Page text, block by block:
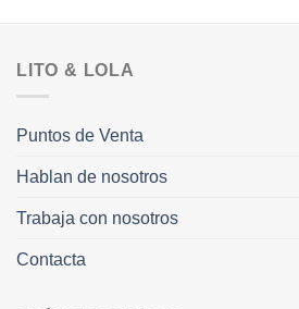
LITO & LOLA
Puntos de Venta
Hablan de nosotros
Trabaja con nosotros
Contacta